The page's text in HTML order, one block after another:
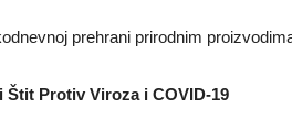
prehrani prirodnim
Protiv Viroza i COVID-19